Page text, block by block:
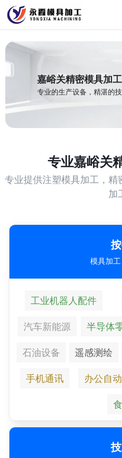
首页
产品中心
新闻中心
首页
产品中心
新闻中心
嘉峪关精密模具加
专业的生产设备，精湛的
专业嘉峪关
专业提供注塑模具加工，
加
模具加
工业机器人配件
汽车新能源
半导体
石油设备
遥感测绘
手机通讯
办公自